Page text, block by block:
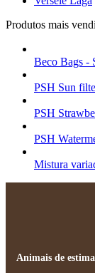
Produtos mais
Beco Bags -
PSH Sun
PSH
PSH
Mistura
Animais de